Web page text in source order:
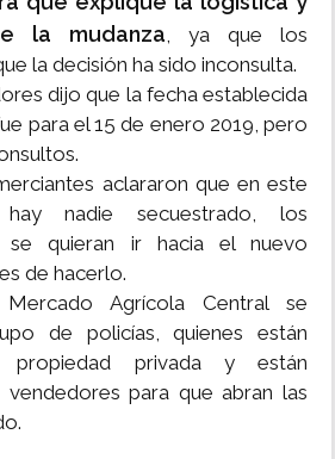
la mudanza, ya que los
la decisión ha sido inconsulta.
dijo que la fecha establecida
para el 15 de enero 2019, pero
aclararon que en este
nadie secuestrado, los
se quieran ir hacia el nuevo
de hacerlo.
Agrícola Central se
de policías, quienes están
propiedad privada y están
para que abran las